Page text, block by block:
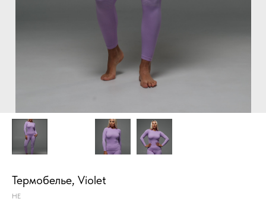
Термобелье, Violet
HE